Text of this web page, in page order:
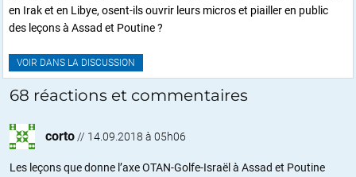
en Irak et en Libye, osent-ils ouvrir leurs micros et piailler en public
des leçons à Assad et Poutine ?
VOIR DANS LA DISCUSSION
68 réactions et commentaires
corto // 14.09.2018 à 05h06
Les leçons que donne l’axe OTAN-Golfe-Israël à Assad et Poutine